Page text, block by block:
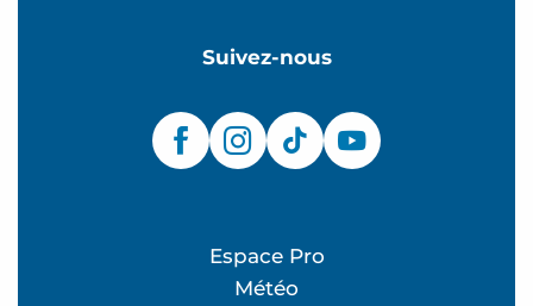
Suivez-nous
Espace Pro
Météo